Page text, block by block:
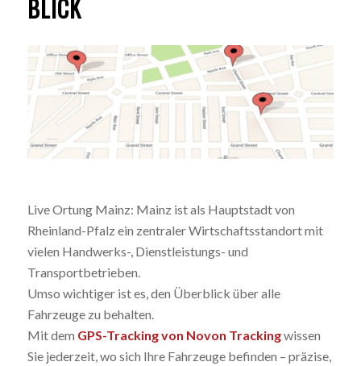
BLICK
Live Ortung Mainz: Mainz ist als Hauptstadt von
Rheinland-Pfalz ein zentraler Wirtschaftsstandort mit
vielen Handwerks-, Dienstleistungs- und
Transportbetrieben.
Umso wichtiger ist es, den Überblick über alle
Fahrzeuge zu behalten.
Mit dem GPS-Tracking von Novon Trackingwissen
Sie jederzeit, wo sich Ihre Fahrzeuge befinden – präzise,